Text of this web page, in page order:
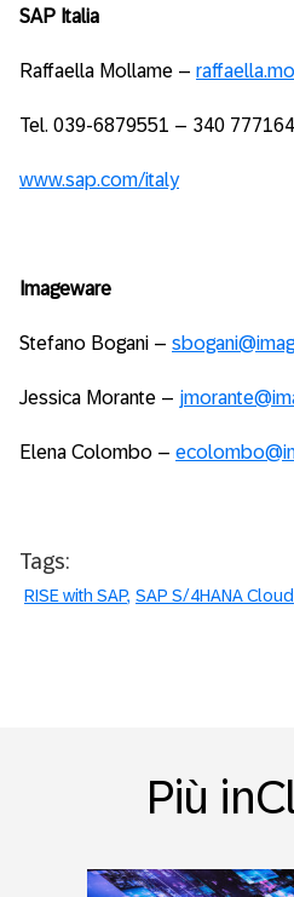
SAP Italia
Raffaella Mollame –
Tel. 039-6879551 – 340
www.sap.com/italy
Imageware
Stefano Bogani –
Jessica Morante –
Elena Colombo –
Tags:
RISE with SAP SAP S/4HANA Cloud
Più